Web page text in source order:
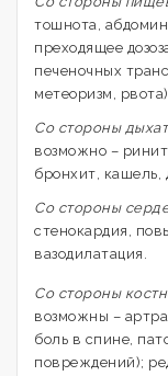
тошнота,
преходящее
печеночных
метеоризм,
Со стороны
возможно –
бронхит, кашель,
Со стороны
стенокардия,
вазодилатация.
Со стороны
возможны –
боль в спине,
повреждений);